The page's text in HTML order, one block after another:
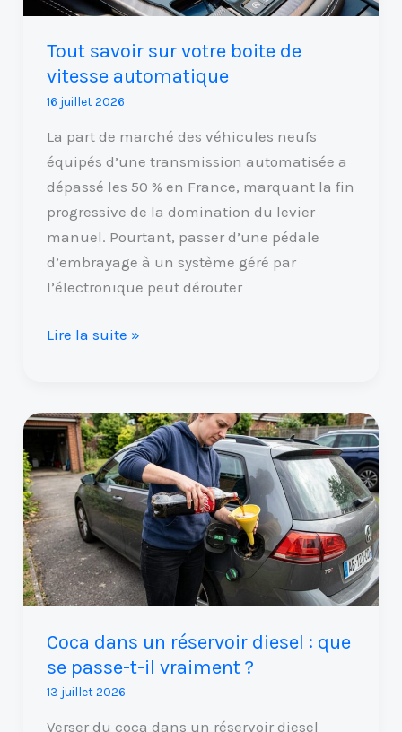
Tout savoir sur votre boite de
vitesse automatique
16 juillet 2026
La part de marché des véhicules neufs
équipés d’une transmission automatisée a
dépassé les 50 % en France, marquant la fin
progressive de la domination du levier
manuel. Pourtant, passer d’une pédale
d’embrayage à un système géré par
l’électronique peut dérouter
Lire la suite »
Coca dans un réservoir diesel : que
se passe-t-il vraiment ?
13 juillet 2026
Verser du coca dans un réservoir diesel
Coca
dans
un
réservoir
diesel
:
que
se
t-
il
vraiment
?